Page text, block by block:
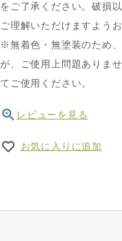
をご了承ください。破損
ご理解いただけますよう
※無着色・無塗装のため
が、ご使用上問題ありま
てご使用ください。
レビューを見る
お気に入りに追加